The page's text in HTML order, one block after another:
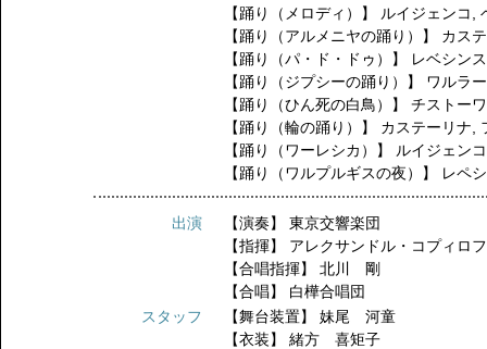
【踊り（メロディ）】
ルイジェンコ ,
【踊り（アルメニヤの踊り）】 カス
【踊り（パ・ド・ドゥ）】
レベシン
【踊り（ジプシーの踊り）】 ワルラ
【踊り（ひん死の白鳥）】チストーワ
【踊り（輪の踊り）】 カステーリナ
【踊り（ワーレシカ）】
ルイジェンコ
【踊り（ワルプルギスの夜）】
レペ
出演 【演奏】東京交響楽団
【指揮】 アレクサンドル・コプィロフ
【合唱指揮】北川 剛
【合唱】 白樺合唱団
スタッフ
【舞台装置】妹尾 河童
【衣装】緒方 喜矩子